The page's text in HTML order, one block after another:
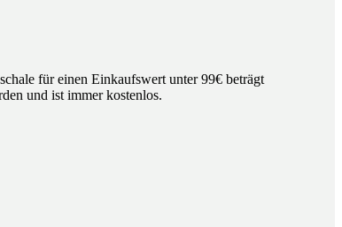
für einen Einkaufswert unter 99€ beträgt
und ist immer kostenlos.